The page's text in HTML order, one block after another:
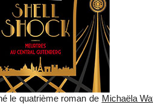
le quatrième roman de Michaëla